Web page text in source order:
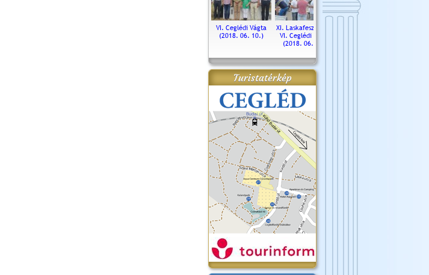
VI. Ceglédi Vágta
(2018. 06. 10.)
XI. Laskafesztivál és
VI. Ceglédi Vágta
(2018. 06. 10.)
Turistatérkép